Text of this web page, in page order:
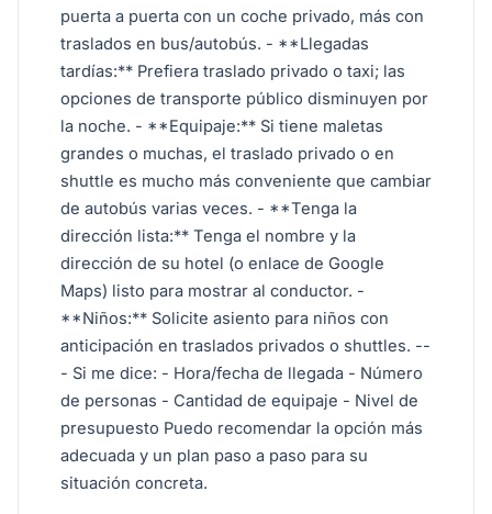
puerta a puerta con un coche privado, más con
traslados en bus/autobús. - **Llegadas
tardías:** Prefiera traslado privado o taxi; las
opciones de transporte público disminuyen por
la noche. - **Equipaje:** Si tiene maletas
grandes o muchas, el traslado privado o en
shuttle es mucho más conveniente que cambiar
de autobús varias veces. - **Tenga la
dirección lista:** Tenga el nombre y la
dirección de su hotel (o enlace de Google
Maps) listo para mostrar al conductor. -
**Niños:** Solicite asiento para niños con
anticipación en traslados privados o shuttles. --
- Si me dice: - Hora/fecha de llegada - Número
de personas - Cantidad de equipaje - Nivel de
presupuesto Puedo recomendar la opción más
adecuada y un plan paso a paso para su
situación concreta.